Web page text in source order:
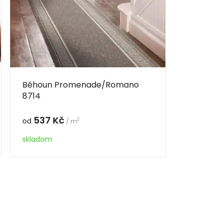
Běhoun Promenade/Romano
8714
od 537 Kč / m2
skladom